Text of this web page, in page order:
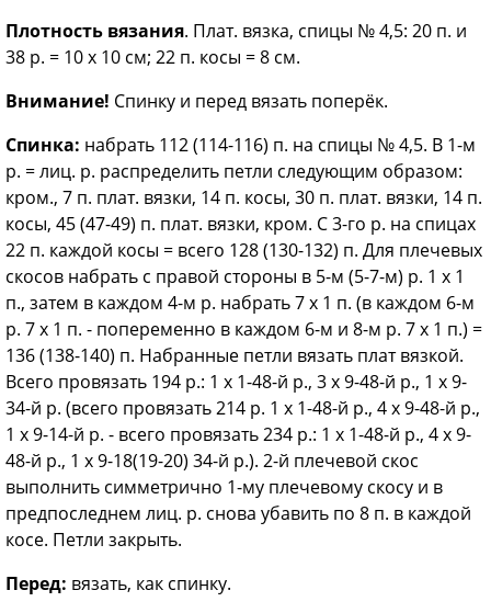
Плотность вязания. Плат. вязка, спицы № 4,5: 20 п. и
38 р. = 10 х 10 см; 22 п. косы = 8 см.
Внимание! Спинку и перед вязать поперёк.
Спинка: набрать 112 (114-116) п. на спицы № 4,5. В 1-м
р. = лиц. р. распределить петли следующим образом:
кром., 7 п. плат. вязки, 14 п. косы, 30 п. плат. вязки, 14 п.
косы, 45 (47-49) п. плат. вязки, кром. С 3-го р. на спицах
22 п. каждой косы = всего 128 (130-132) п. Для плечевых
скосов набрать с правой стороны в 5-м (5-7-м) р. 1 х 1
п., затем в каждом 4-м р. набрать 7 x 1 п. (в каждом 6-м
р. 7 х 1 п. - попеременно в каждом 6-м и 8-м р. 7 х 1 п.) =
136 (138-140) п. Набранные петли вязать плат вязкой.
Всего провязать 194 р.: 1 х 1-48-й р., 3 х 9-48-й р., 1 х 9-
34-й р. (всего провязать 214 р. 1 х 1-48-й р., 4 х 9-48-й р.,
1 х 9-14-й р. - всего провязать 234 р.: 1 х 1-48-й р., 4 х 9-
48-й р., 1 х 9-18(19-20) 34-й р.). 2-й плечевой скос
выполнить симметрично 1-му плечевому скосу и в
предпоследнем лиц. р. снова убавить по 8 п. в каждой
косе. Петли закрыть.
Перед: вязать, как спинку.